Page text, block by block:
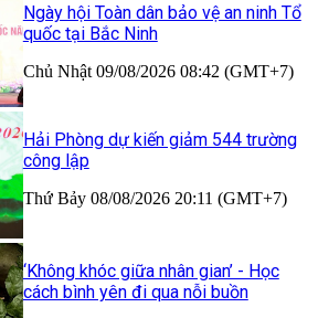
Ngày hội Toàn dân bảo vệ an ninh Tổ
quốc tại Bắc Ninh
Chủ Nhật 09/08/2026 08:42 (GMT+7)
Hải Phòng dự kiến giảm 544 trường
công lập
Thứ Bảy 08/08/2026 20:11 (GMT+7)
‘Không khóc giữa nhân gian’ - Học
cách bình yên đi qua nỗi buồn